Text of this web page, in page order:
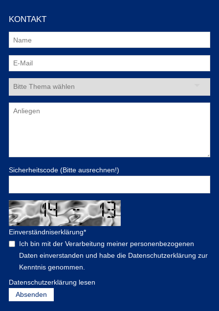
KONTAKT
Sicherheitscode (Bitte ausrechnen!)
Einverständniserklärung*
Ich bin mit der Verarbeitung meiner personenbezogenen
Daten einverstanden und habe die Datenschutzerklärung zur
Kenntnis genommen.
Datenschutzerklärung lesen